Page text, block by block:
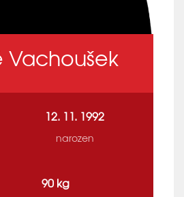
Vachoušek
12. 11. 1992
narozen
90 kg